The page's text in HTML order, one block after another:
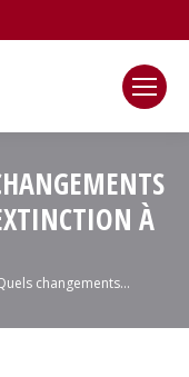
À
changements…